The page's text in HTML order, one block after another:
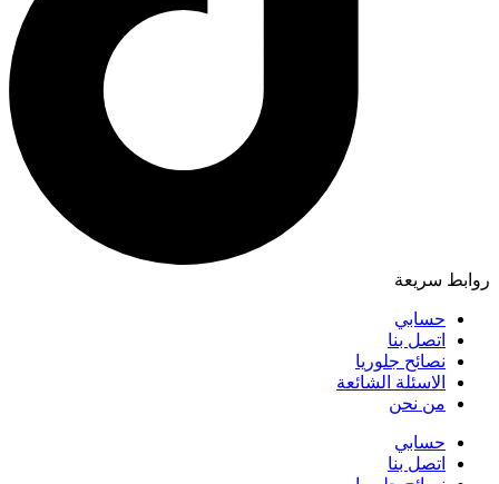
روابط سريعة
حسابي
اتصل بنا
نصائح جلوريا
الاسئلة الشائعة
من نحن
حسابي
اتصل بنا